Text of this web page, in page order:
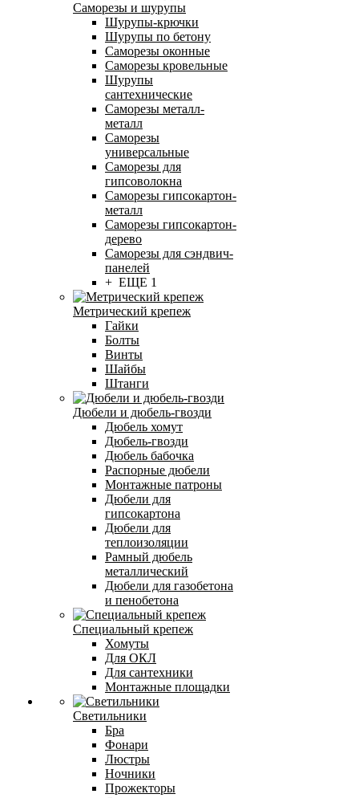
Саморезы и шурупы
Шурупы-крючки
Шурупы по бетону
Саморезы оконные
Саморезы кровельные
Шурупы
сантехнические
Саморезы металл-
металл
Саморезы
универсальные
Саморезы для
гипсоволокна
Саморезы гипсокартон-
металл
Саморезы гипсокартон-
дерево
Саморезы для сэндвич-
панелей
+ ЕЩЕ 1
Метрический крепеж
Гайки
Болты
Винты
Шайбы
Штанги
Дюбели и дюбель-гвозди
Дюбель хомут
Дюбель-гвозди
Дюбель бабочка
Распорные дюбели
Монтажные патроны
Дюбели для
гипсокартона
Дюбели для
теплоизоляции
Рамный дюбель
металлический
Дюбели для газобетона
и пенобетона
Специальный крепеж
Хомуты
Для ОКЛ
Для сантехники
Монтажные площадки
Светильники
Бра
Фонари
Люстры
Ночники
Прожекторы